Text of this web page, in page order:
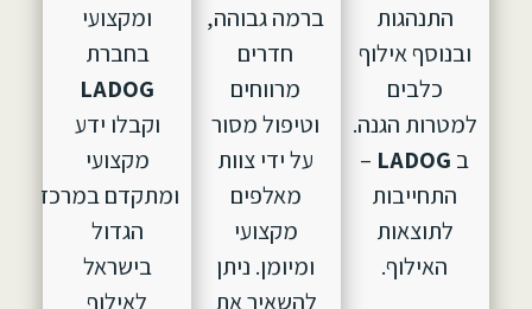
התנהגות
ובנוסף אילוף
כלבים
למטרות הגנה.
ב LADOG
–
התחייבות
לתוצאות
האילוף.
ברמה גבוהה,
חדרים
מרווחים
וטיפול מסור
על ידי צוות
מאלפים
מקצועי
ומיומן. ניתן
להשאיר את
ומקצועי
בחברת
LADOG
וקבלו ידע
מקצועי
ומתקדם במרכז
הגדול
בישראל
לאילוף